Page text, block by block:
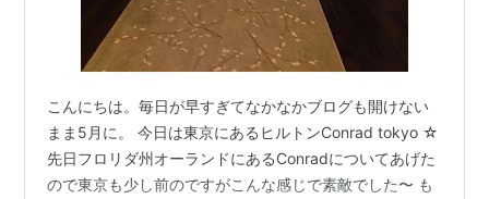
こんにちは。毎日が早すぎてなかなかブログも開けない
まま5月に。 今日は東京にあるヒルトンConrad tokyo ☆
先日フロリダ州オーランドにあるConradについてあげた
ので東京も少し前のですがこんな感じで素敵でした〜 も